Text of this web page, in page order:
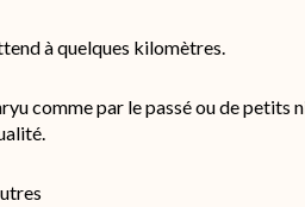
à quelques kilomètres.
comme par le passé ou de petits